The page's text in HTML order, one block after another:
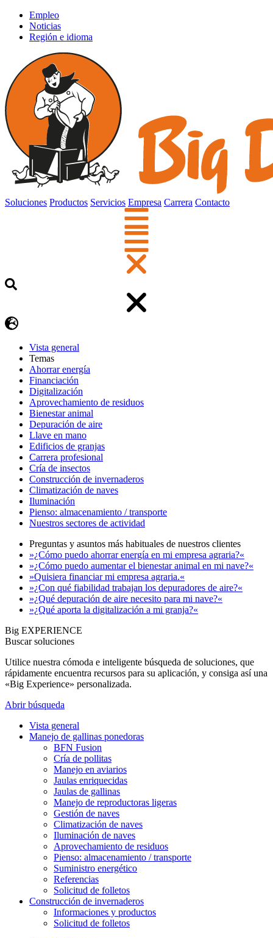
Empleo
Noticias
Región e idioma
Soluciones Productos Servicios Empresa Carrera Contacto
Vista general
Temas
Ahorrar energía
Financiación
Digitalización
Aprovechamiento de residuos
Bienestar animal
Depuración de aire
Llave en mano
Edificios de granjas
Carrera profesional
Cría de insectos
Construcción de invernaderos
Climatización de naves
Iluminación
Pienso: almacenamiento / transporte
Nuestros sectores de actividad
Preguntas y asuntos más habituales de nuestros clientes
»¿Cómo puedo ahorrar energía en mi empresa agraria?«
»¿Cómo puedo aumentar el bienestar animal en mi nave?«
»Quisiera financiar mi empresa agraria.«
»¿Con qué fiabilidad trabajan los depuradores de aire?«
»¿Qué depuración de aire necesito para mi nave?«
»¿Qué aporta la digitalización a mi granja?«
Big EXPERIENCE
Buscar soluciones
Utilice nuestra cómoda e inteligente búsqueda de soluciones, que
rápidamente encuentra recursos para su aplicación, y consiga así una
«Big Experience» personalizada.
Abrir búsqueda
Vista general
Manejo de gallinas ponedoras
BFN Fusion
Cría de pollitas
Manejo en aviarios
Jaulas enriquecidas
Jaulas de gallinas
Manejo de reproductoras ligeras
Gestión de naves
Climatización de naves
Iluminación de naves
Aprovechamiento de residuos
Pienso: almacenamiento / transporte
Suministro energético
Referencias
Solicitud de folletos
Construcción de invernaderos
Informaciones y productos
Solicitud de folletos